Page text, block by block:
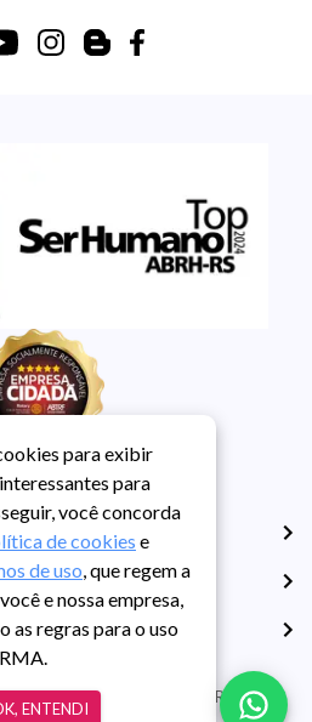
os direitos reservados. CRECI RS -
para exibir
para
você concorda
de cookies e
de uso, que regem a
e nossa empresa,
as regras para o uso
ENTENDI